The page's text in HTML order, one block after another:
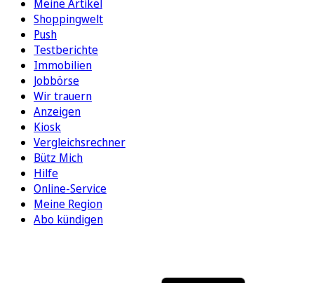
Meine Artikel
Shoppingwelt
Push
Testberichte
Immobilien
Jobbörse
Wir trauern
Anzeigen
Kiosk
Vergleichsrechner
Bütz Mich
Hilfe
Online-Service
Meine Region
Abo kündigen